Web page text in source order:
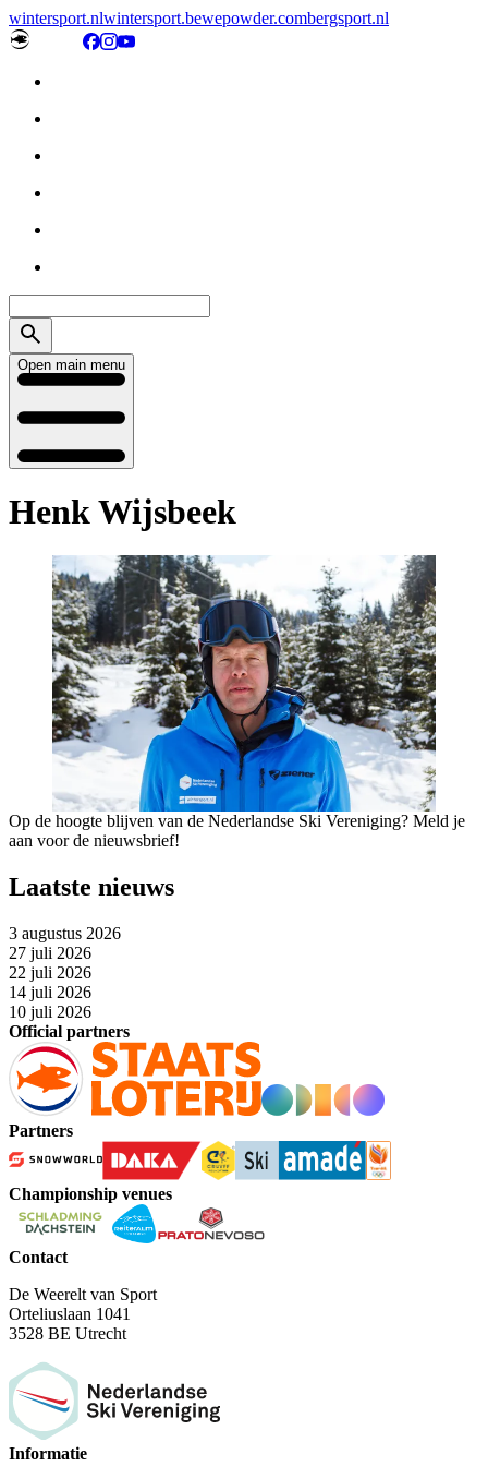
wintersport.nlwintersport.bewepowder.combergsport.nl
Open main menu
Henk Wijsbeek
Op de hoogte blijven van de Nederlandse Ski Vereniging? Meld je
aan voor de nieuwsbrief!
Laatste nieuws
3 augustus 2026
27 juli 2026
22 juli 2026
14 juli 2026
10 juli 2026
Official partners
Partners
Championship venues
Contact
De Weerelt van Sport
Orteliuslaan 1041
3528 BE Utrecht
Informatie